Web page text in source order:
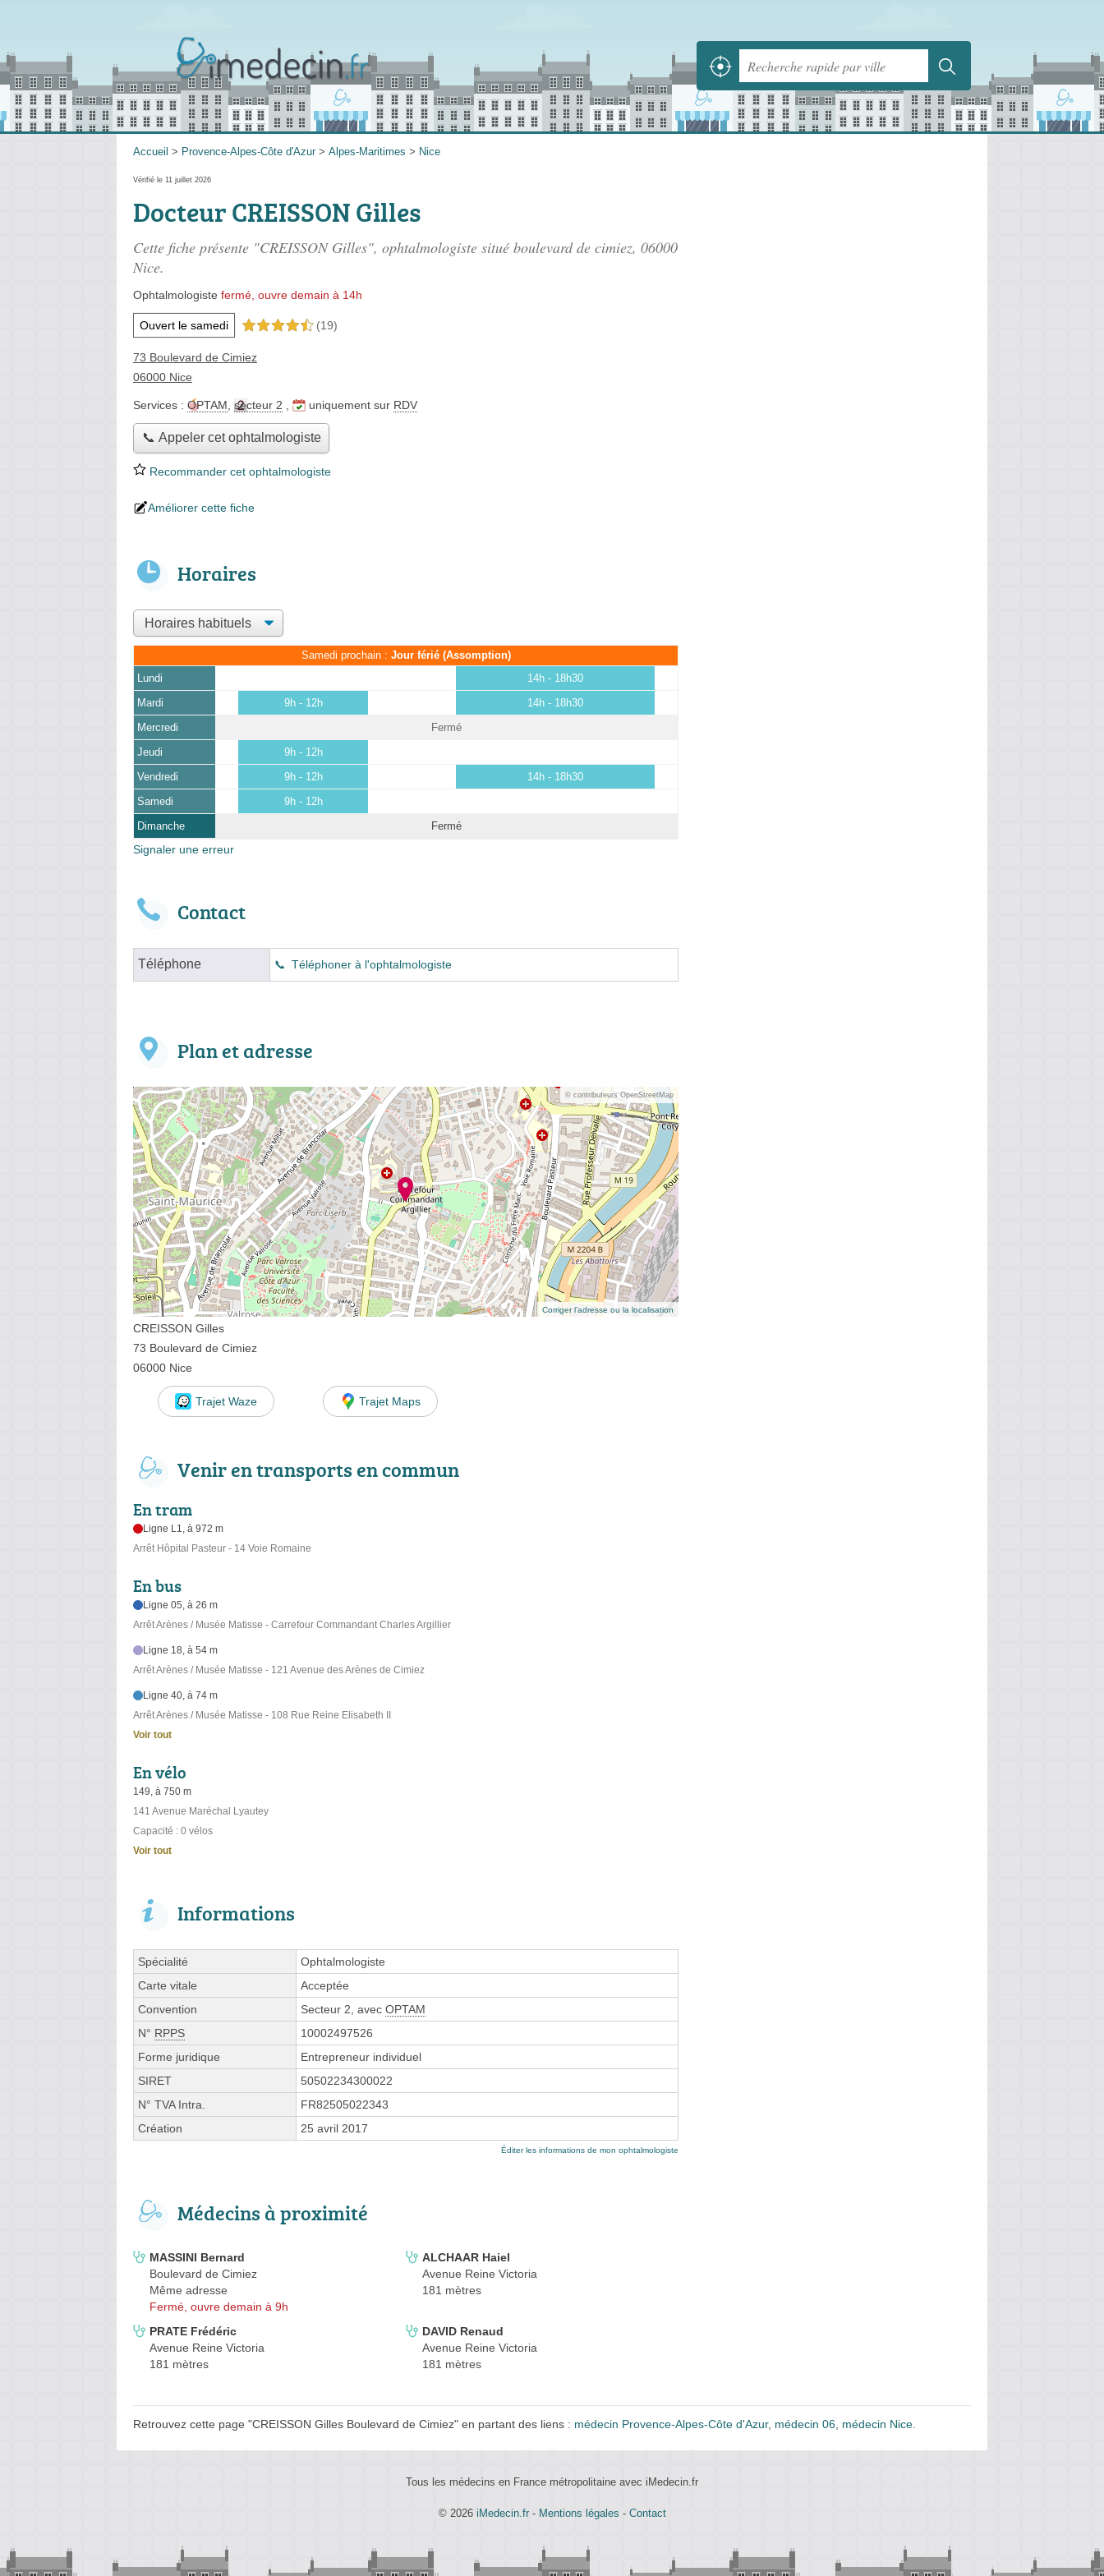
Accueil > Provence-Alpes-Côte d'Azur> Alpes-Maritimes > Nice
Vérifié le 11 juillet 2026
Docteur CREISSON Gilles
Cette fiche présente "CREISSON Gilles", ophtalmologiste situé boulevard de cimiez, 06000
Nice.
Ophtalmologiste fermé, ouvre demain à 14h
Ouvert le samedi 4,5 étoiles sur 5 (19)
73 Boulevard de Cimiez
06000 Nice
Services : OPTAM secteur 2 uniquement sur RDV
📞 Appeler cet ophtalmologiste
Recommander cet ophtalmologiste
Améliorer cette fiche
Horaires
Samedi prochain : Jour férié (Assomption)
Lundi
14h - 18h30
Mardi 9h - 12h 14h - 18h30
Mercredi Fermé
Jeudi 9h - 12h
Vendredi 9h - 12h 14h - 18h30
Samedi 9h - 12h
Dimanche Fermé
Signaler une erreur
Contact
Téléphone Téléphoner à l'ophtalmologiste
Plan et adresse
© contributeurs OpenStreetMap
Corriger l’adresse ou la localisation
CREISSON Gilles
73 Boulevard de Cimiez
06000 Nice
Trajet Waze Trajet Maps
Venir en transports en commun
En tram
Ligne L1, à 972 m
Arrêt Hôpital Pasteur - 14 Voie Romaine
En bus
Ligne 05, à 26 m
Arrêt Arènes / Musée Matisse - Carrefour Commandant Charles Argillier
Ligne 18, à 54 m
Arrêt Arènes / Musée Matisse - 121 Avenue des Arènes de Cimiez
Ligne 40, à 74 m
Arrêt Arènes / Musée Matisse - 108 Rue Reine Elisabeth II
Voir tout
En vélo
149, à 750 m
141 Avenue Maréchal Lyautey
Capacité : 0 vélos
Voir tout
Informations
Spécialité
Ophtalmologiste
Carte vitale
Acceptée
Convention
Secteur 2, avec OPTAM
N° RPPS
10002497526
Forme juridique
Entrepreneur individuel
SIRET
50502234300022
N° TVA Intra.
FR82505022343
Création
25 avril 2017
Éditer les informations de mon ophtalmologiste
Médecins à proximité
MASSINI Bernard
Boulevard de Cimiez
Même adresse
Fermé, ouvre demain à 9h
ALCHAAR Haiel
Avenue Reine Victoria
181 mètres
PRATE Frédéric
Avenue Reine Victoria
181 mètres
DAVID Renaud
Avenue Reine Victoria
181 mètres
Retrouvez cette page "CREISSON Gilles Boulevard de Cimiez" en partant des liens : médecin Provence-Alpes-Côte d'Azur, médecin 06, médecin Nice.
Tous les médecins en France métropolitaine avec iMedecin.fr
© 2026 iMedecin.fr - Mentions légales - Contact